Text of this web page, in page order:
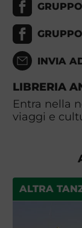
INVIA
LIBRERIA
Entra nella
viaggi e
ALTRA